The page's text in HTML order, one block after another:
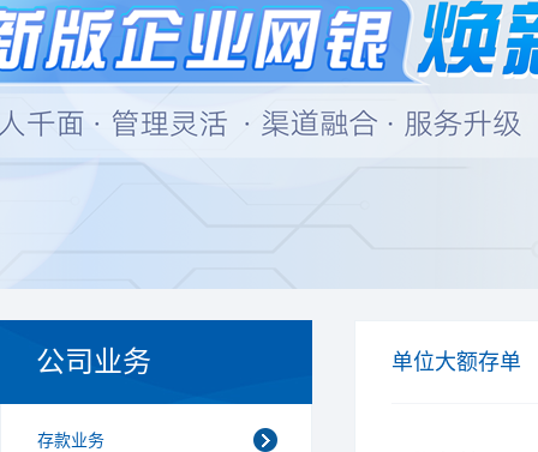
公司业务
存款业务
单位大额存单